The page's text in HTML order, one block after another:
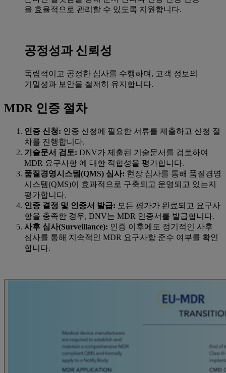
을 효율적으로 관리할 수 있도록 지원합니다.
공정성과 신뢰성
독립적이고 공정한 심사를 수행하며, 고객 정보의
기밀성과 보안을 철저히 유지합니다.
MDR 인증 절차
인증 신청: 인증 신청에 필요한 서류를 제출하고 신청 절
차를 진행합니다.
기술문서 검토: DNV가 제출된 기술문서를 검토하여
MDR 요구사항 에 대한 적합성을 평가합니다.
품질경영시스템(QMS) 심사: 현장 심사를 통해 품질경영
시스템(QMS)이 효과적으로 구축되고 운영되고 있는지
평가합니다.
인증 결정 및 인증서 발급: 모든 평가가 완료되고 요구사
항을 충족한 경우, DNV는 MDR 인증서를 발급합니다.
사후 심사(Surveillance): 인증 이후에도 정기적인 사후
심사를 통해 지속적인 MDR 요구사항 준수 여부를 확인
합니다.